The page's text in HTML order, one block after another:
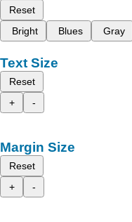
Reset
Bright
Blues Gray
Text Size
Reset
+
-
Margin Size
Reset
+
-